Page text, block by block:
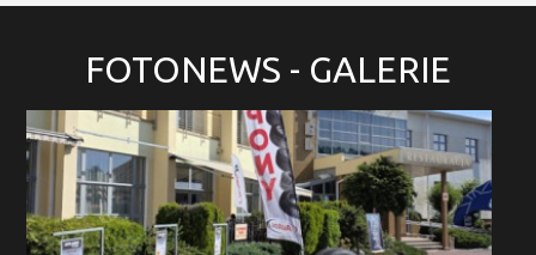
FOTONEWS - GALERIE